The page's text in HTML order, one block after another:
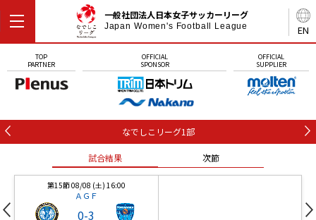
EN
一般社団法人日本女子サッカーリーグ
Japan Women's Football League
TOP
PARTNER
OFFICIAL
SPONSOR
OFFICIAL
SUPPLIER
なでしこリーグ1部
試合結果 次節
第15節 08/08 (土) 16:00
ＡＧＦ
0-3